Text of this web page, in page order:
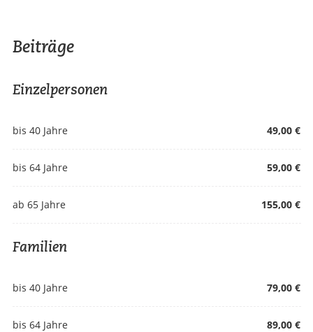
Beiträge
Einzelpersonen
bis 40 Jahre 49,00 €
bis 64 Jahre 59,00 €
ab 65 Jahre 155,00 €
Familien
bis 40 Jahre 79,00 €
bis 64 Jahre 89,00 €